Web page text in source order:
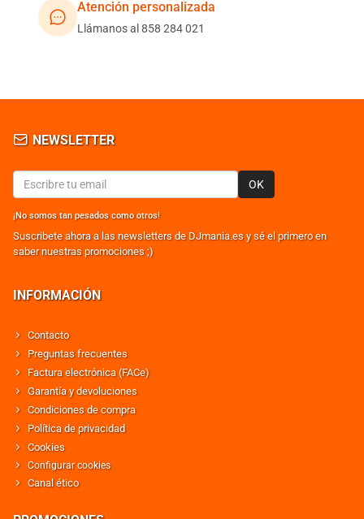
Atención personalizada
Llámanos al 858 284 021
NEWSLETTER
OK
¡No somos tan pesados como otros!
Suscribete ahora a las newsletters de DJmania.es y sé el primero en
saber nuestras promociones ;)
INFORMACIÓN
Contacto
Preguntas frecuentes
Factura electrónica (FACe)
Garantía y devoluciones
Condiciones de compra
Política de privacidad
Cookies
Configurar cookies
Canal ético